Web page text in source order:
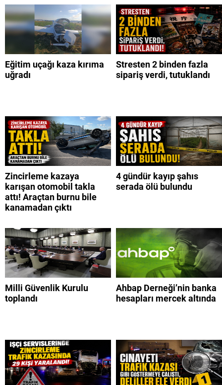
Eğitim uçağı kaza kırıma
uğradı
Stresten 2 binden fazla
sipariş verdi, tutuklandı
Zincirleme kazaya
karışan otomobil takla
attı! Araçtan burnu bile
kanamadan çıktı
4 gündür kayıp şahıs
serada ölü bulundu
Milli Güvenlik Kurulu
toplandı
Ahbap Derneği’nin banka
hesapları mercek altında